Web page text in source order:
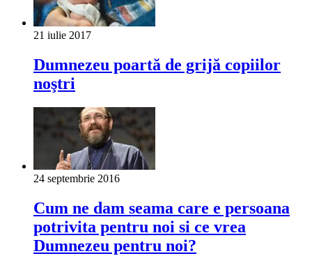
21 iulie 2017
Dumnezeu poartă de grijă copiilor
noştri
24 septembrie 2016
Cum ne dam seama care e persoana
potrivita pentru noi si ce vrea
Dumnezeu pentru noi?